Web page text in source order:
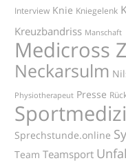
Interview Knie Kniegelenk
Kreuzbandriss Manschaft
Medicross
Neckarsulm
Physiotherapeut Presse
Sprechstunde.online
Team Teamsport